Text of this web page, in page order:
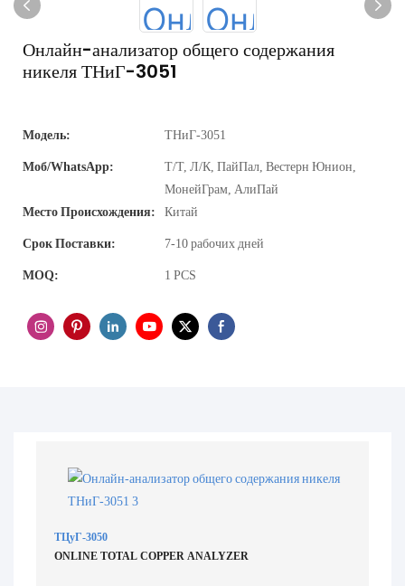
Онлайн-анализатор общего содержания
никеля ТНиГ-3051
Модель: ТНиГ-3051
Моб/WhatsApp:
Т/Т, Л/К, ПайПал, Вестерн Юнион,
МонейГрам, АлиПай
Место Происхождения:
Китай
Срок Поставки: 7-10 рабочих дней
MOQ: 1 PCS
ТЦуГ-3050
ONLINE TOTAL COPPER ANALYZER